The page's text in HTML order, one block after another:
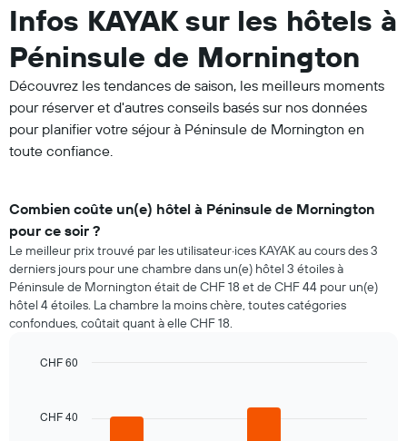
Infos KAYAK sur les hôtels à
Péninsule de Mornington
Découvrez les tendances de saison, les meilleurs moments
pour réserver et d'autres conseils basés sur nos données
pour planifier votre séjour à Péninsule de Mornington en
toute confiance.
Combien coûte un(e) hôtel à Péninsule de Mornington
pour ce soir ?
Le meilleur prix trouvé par les utilisateur·ices KAYAK au cours des 3
derniers jours pour une chambre dans un(e) hôtel 3 étoiles à
Péninsule de Mornington était de CHF 18 et de CHF 44 pour un(e)
hôtel 4 étoiles. La chambre la moins chère, toutes catégories
confondues, coûtait quant à elle CHF 18.
with
CHF 40
CHF 60